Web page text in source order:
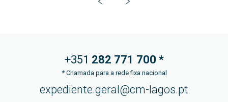
+351 282 771 700 *
*Chamada para a rede fixa nacional
expediente.geral@cm-lagos.pt